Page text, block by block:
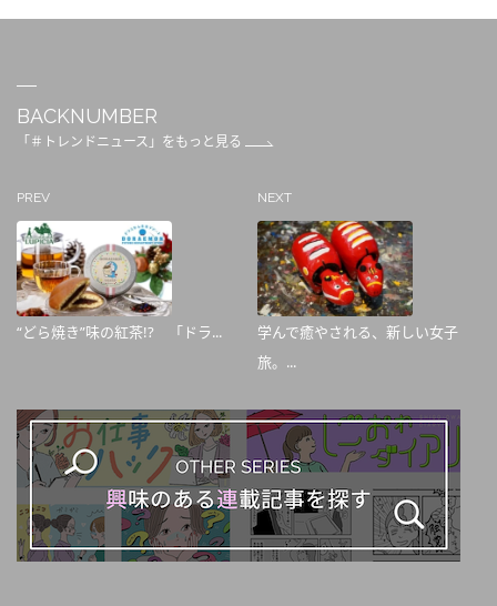
BACKNUMBER
「＃トレンドニュース」をもっと見る
PREV
“どら焼き”味の紅茶!? 「ドラ...
NEXT
学んで癒やされる、新しい女子
旅。...